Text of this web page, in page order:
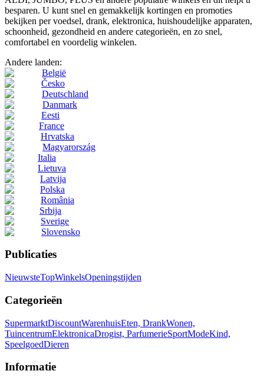
besparen. U kunt snel en gemakkelijk kortingen en promoties
bekijken per voedsel, drank, elektronica, huishoudelijke apparaten,
schoonheid, gezondheid en andere categorieën, en zo snel,
comfortabel en voordelig winkelen.
Andere landen:
België
Česko
Deutschland
Danmark
Eesti
France
Hrvatska
Magyarország
Italia
Lietuva
Latvija
Polska
România
Srbija
Sverige
Slovensko
Publicaties
NieuwsteTopWinkelsOpeningstijden
Categorieën
SupermarktDiscountWarenhuisEten, DrankWonen,
TuincentrumElektronicaDrogist, ParfumerieSportModeKind,
SpeelgoedDieren
Informatie